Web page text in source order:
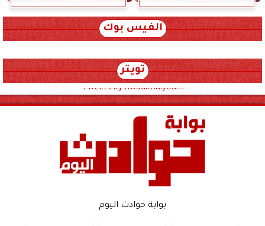
الفيس بوك
تويتر
Tweets by hwadithalyoum
بوابة حوادث اليوم